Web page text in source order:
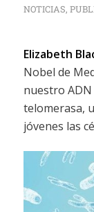
NOTICIAS,
Elizabeth
Nobel de
nuestro
telomerasa,
jóvenes las